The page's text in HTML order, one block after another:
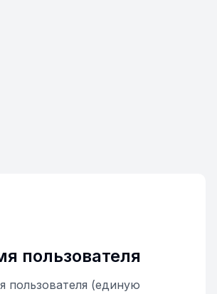
пользователя
пользователя (единую